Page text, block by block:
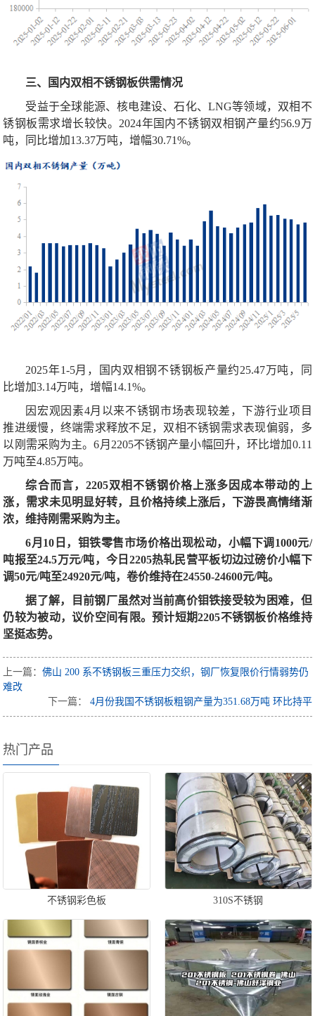
三、国内双相不锈钢板供需情况
受益于全球能源、核电建设、石化、LNG等领域，双相不
锈钢板需求增长较快。 2024年国内不锈钢双相钢产量约56.9万
吨，同比增加13.37万吨，增幅30.71%。
2025年1-5月，国内双相钢不锈钢板产量约25.47万吨，同
比增加3.14万吨，增幅14.1%。
因宏观因素4月以来不锈钢市场表现较差，下游行业项目
推进缓慢，终端需求释放不足，双相不锈钢需求表现偏弱，多
以刚需采购为主。6月2205不锈钢产量小幅回升，环比增加0.11
万吨至4.85万吨。
综合而言，2205双相不锈钢价格上涨多因成本带动的上
涨，需求未见明显好转，且价格持续上涨后，下游畏高情绪渐
浓，维持刚需采购为主。
6月10日，钼铁零售市场价格出现松动，小幅下调1000元/
吨报至24.5万元/吨，今日2205热轧民营平板切边过磅价小幅下
调50元/吨至24920元/吨，卷价维持在24550-24600元/吨。
据了解，目前钢厂虽然对当前高价钼铁接受较为困难，但
仍较为被动，议价空间有限。预计短期2205不锈钢板价格维持
坚挺态势。
上一篇：佛山 200 系不锈钢板三重压力交织，钢厂恢复限价行情弱势仍
难改
下一篇：
4月份我国不锈钢板粗钢产量为351.68万吨 环比持平
热门产品
不锈钢彩色板 310S不锈钢